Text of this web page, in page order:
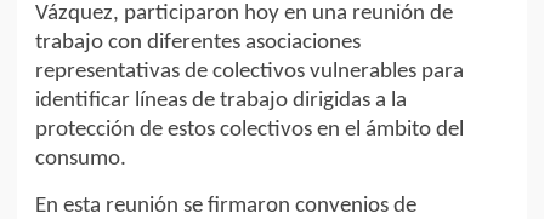
Vázquez, participaron hoy en una reunión de
trabajo con diferentes asociaciones
representativas de colectivos vulnerables para
identificar líneas de trabajo dirigidas a la
protección de estos colectivos en el ámbito del
consumo.
En esta reunión se firmaron convenios de